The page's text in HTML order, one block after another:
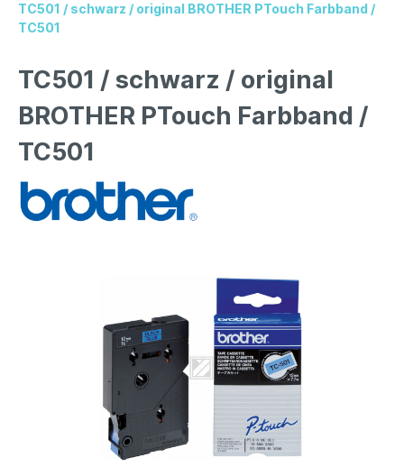
TC501 / schwarz / original BROTHER PTouch Farbband /
TC501
TC501 / schwarz / original
BROTHER PTouch Farbband /
TC501